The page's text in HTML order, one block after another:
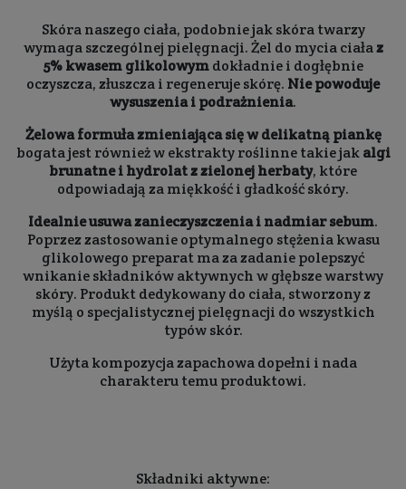
Skóra naszego ciała, podobnie jak skóra twarzy
wymaga szczególnej pielęgnacji. Żel do mycia ciałaz
5% kwasem glikolowymdokładnie i dogłębnie
oczyszcza, złuszcza i regeneruje skórę. Nie powoduje
wysuszenia i podrażnienia.
Żelowa formuła zmieniająca się w delikatną piankę
bogata jest również w ekstrakty roślinne takie jakalgi
brunatne i hydrolat z zielonej herbaty, które
odpowiadają za miękkość i gładkość skóry.
Idealnie usuwa zanieczyszczenia i nadmiar sebum.
Poprzez zastosowanie optymalnego stężenia kwasu
glikolowego preparat ma za zadanie polepszyć
wnikanie składników aktywnych w głębsze warstwy
skóry. Produkt dedykowany do ciała, stworzony z
myślą o specjalistycznej pielęgnacji do wszystkich
typów skór.
Użyta kompozycja zapachowa dopełni i nada
charakteru temu produktowi.
Składniki aktywne: